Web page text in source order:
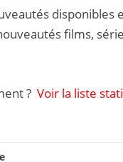
films,
? Voir la liste